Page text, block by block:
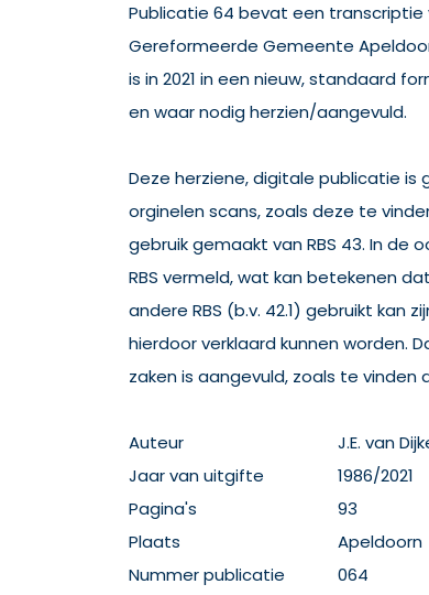
Publicatie 64 bevat een
Gereformeerde Gemeente
is in 2021 in een nieuw, standaard
en waar nodig herzien/aangevuld.
Deze herziene, digitale publicatie is
orginelen scans, zoals deze te
gebruik gemaakt van RBS 43. In de
RBS vermeld, wat kan betekenen
andere RBS (b.v. 42.1) gebruikt kan
hierdoor verklaard kunnen worden.
zaken is aangevuld, zoals te
Auteur
J.E. van
Jaar van uitgifte
1986/2021
Pagina's
93
Plaats
Apeldoorn
Nummer publicatie
064